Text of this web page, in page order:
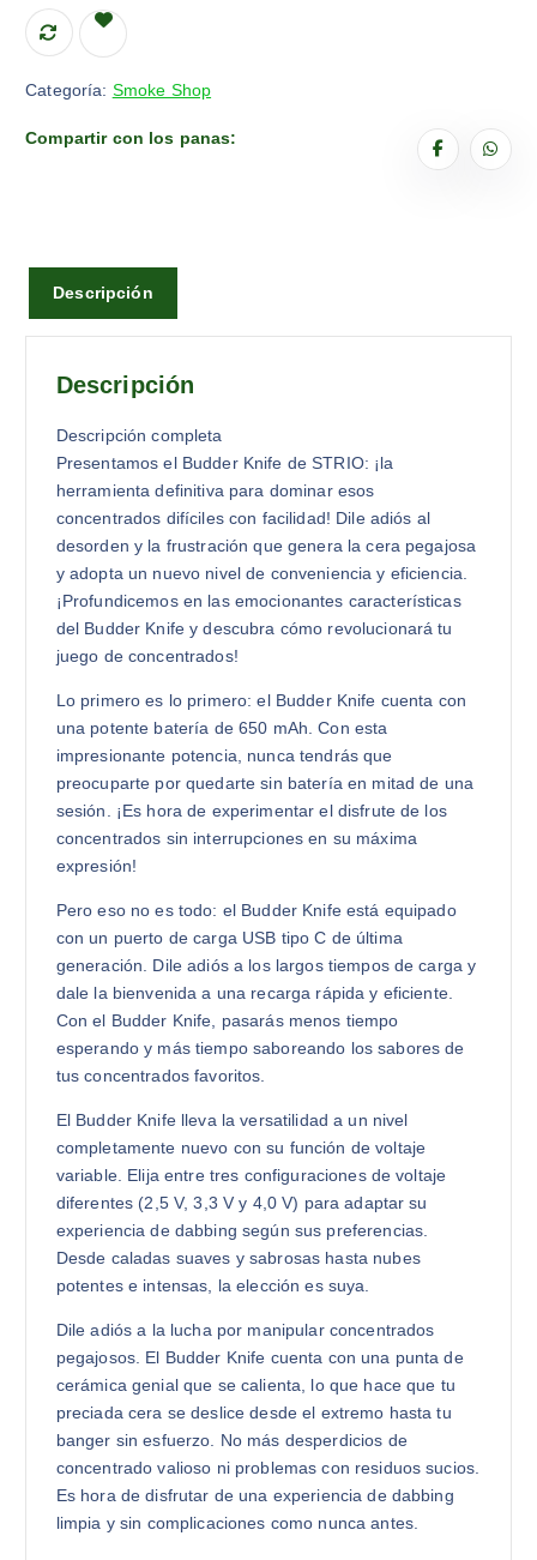
Categoría: Smoke Shop
Compartir con los panas:
Descripción
Descripción
Descripción completa
Presentamos el Budder Knife de STRIO: ¡la
herramienta definitiva para dominar esos
concentrados difíciles con facilidad! Dile adiós al
desorden y la frustración que genera la cera pegajosa
y adopta un nuevo nivel de conveniencia y eficiencia.
¡Profundicemos en las emocionantes características
del Budder Knife y descubra cómo revolucionará tu
juego de concentrados!
Lo primero es lo primero: el Budder Knife cuenta con
una potente batería de 650 mAh. Con esta
impresionante potencia, nunca tendrás que
preocuparte por quedarte sin batería en mitad de una
sesión. ¡Es hora de experimentar el disfrute de los
concentrados sin interrupciones en su máxima
expresión!
Pero eso no es todo: el Budder Knife está equipado
con un puerto de carga USB tipo C de última
generación. Dile adiós a los largos tiempos de carga y
dale la bienvenida a una recarga rápida y eficiente.
Con el Budder Knife, pasarás menos tiempo
esperando y más tiempo saboreando los sabores de
tus concentrados favoritos.
El Budder Knife lleva la versatilidad a un nivel
completamente nuevo con su función de voltaje
variable. Elija entre tres configuraciones de voltaje
diferentes (2,5 V, 3,3 V y 4,0 V) para adaptar su
experiencia de dabbing según sus preferencias.
Desde caladas suaves y sabrosas hasta nubes
potentes e intensas, la elección es suya.
Dile adiós a la lucha por manipular concentrados
pegajosos. El Budder Knife cuenta con una punta de
cerámica genial que se calienta, lo que hace que tu
preciada cera se deslice desde el extremo hasta tu
banger sin esfuerzo. No más desperdicios de
concentrado valioso ni problemas con residuos sucios.
Es hora de disfrutar de una experiencia de dabbing
limpia y sin complicaciones como nunca antes.